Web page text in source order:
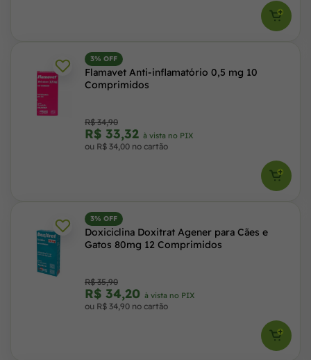
3% OFF
Flamavet Anti-inflamatório 0,5 mg 10
Comprimidos
R$ 34,90
R$ 33,32 à vista no PIX
ou R$ 34,00 no cartão
3% OFF
Doxiciclina Doxitrat Agener para Cães e
Gatos 80mg 12 Comprimidos
R$ 35,90
R$ 34,20 à vista no PIX
ou R$ 34,90 no cartão